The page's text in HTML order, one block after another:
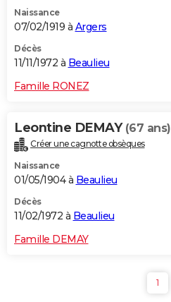
Naissance
07/02/1919 à Argers
Décès
11/11/1972 à Beaulieu
Famille RONEZ
Leontine DEMAY (67 ans)
Créer une cagnotte obsèques
Naissance
01/05/1904 à Beaulieu
Décès
11/02/1972 à Beaulieu
Famille DEMAY
1